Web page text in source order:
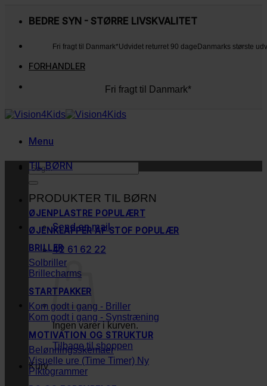
BEDRE SYN - STØRRE LIVSKVALITET
Fri fragt til Danmark*Udvidet returret 90 dage Danmarks største
FORHANDLER
Fri fragt til Danmark*
Menu
Søg
efter:
Send en mail
42 61 62 22
Ingen varer i kurven.
Tilbage til shoppen
Kurv
TIL BØRN
PRODUKTER TIL BØRN
ØJENPLASTRE
ØJENKLAPPER AF STOF
BRILLER
Solbriller
Brillecharms
STARTPAKKER
Kom godt i gang - Briller
Kom godt i gang - Synstræning
MOTIVATION OG STRUKTUR
Belønningsskemaer
Visuelle ure (Time Timer)
Piktogrammer